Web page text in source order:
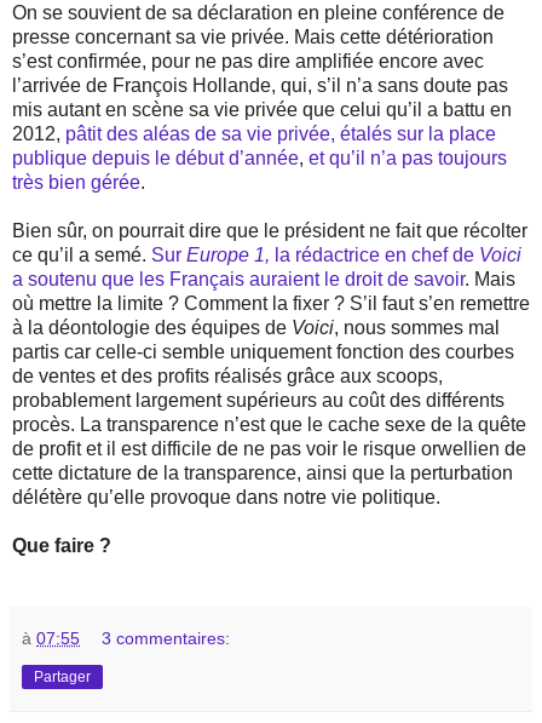
On se souvient de sa déclaration en pleine conférence de
presse concernant sa vie privée. Mais cette détérioration
s’est confirmée, pour ne pas dire amplifiée encore avec
l’arrivée de François Hollande, qui, s’il n’a sans doute pas
mis autant en scène sa vie privée que celui qu’il a battu en
2012, pâtit des aléas de sa vie privée, étalés sur la place
publique depuis le début d’année, et qu’il n’a pas toujours
très bien gérée.
Bien sûr, on pourrait dire que le président ne fait que récolter
ce qu’il a semé. Sur Europe 1, la rédactrice en chef de Voici
a soutenu que les Français auraient le droit de savoir. Mais
où mettre la limite ? Comment la fixer ? S’il faut s’en remettre
à la déontologie des équipes de Voici, nous sommes mal
partis car celle-ci semble uniquement fonction des courbes
de ventes et des profits réalisés grâce aux scoops,
probablement largement supérieurs au coût des différents
procès. La transparence n’est que le cache sexe de la quête
de profit et il est difficile de ne pas voir le risque orwellien de
cette dictature de la transparence, ainsi que la perturbation
délétère qu’elle provoque dans notre vie politique.
Que faire ?
à 07:55 3 commentaires:
Partager